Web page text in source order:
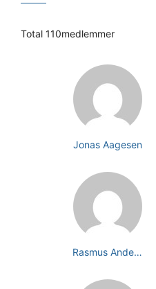
Total 110medlemmer
Jonas Aagesen
Rasmus Andersen